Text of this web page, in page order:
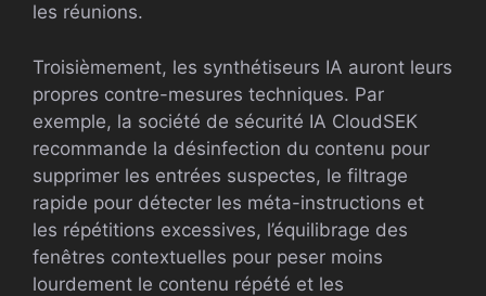
les réunions.
Troisièmement, les synthétiseurs IA auront leurs
propres contre-mesures techniques. Par
exemple, la société de sécurité IA CloudSEK
recommande la désinfection du contenu pour
supprimer les entrées suspectes, le filtrage
rapide pour détecter les méta-instructions et
les répétitions excessives, l’équilibrage des
fenêtres contextuelles pour peser moins
lourdement le contenu répété et les